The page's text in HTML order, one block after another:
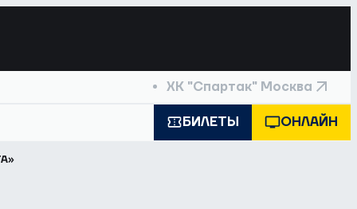
ХК "Спартак" Москва
БИЛЕТЫ ОНЛАЙН